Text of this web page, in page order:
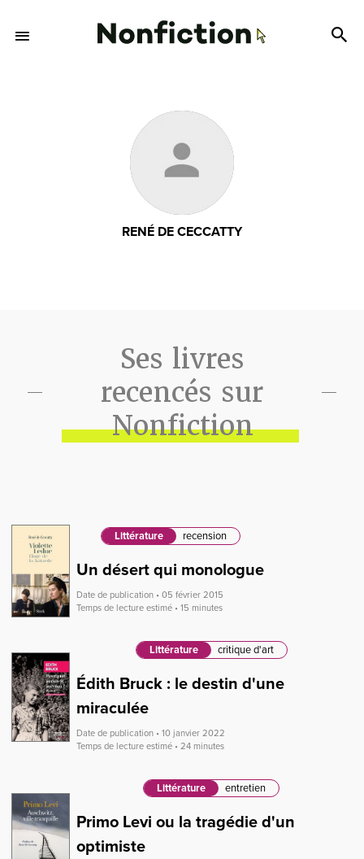
RENÉ DE CECCATTY
Ses livres
recencés sur
Nonfiction
Littérature recension
Un désert qui monologue
Date de publication • 05 février 2015
Temps de lecture estimé • 15 minutes
Littérature critique d'art
Édith Bruck : le destin d'une
miraculée
Date de publication • 10 janvier 2022
Temps de lecture estimé • 24 minutes
Littérature entretien
Primo Levi ou la tragédie d'un
optimiste